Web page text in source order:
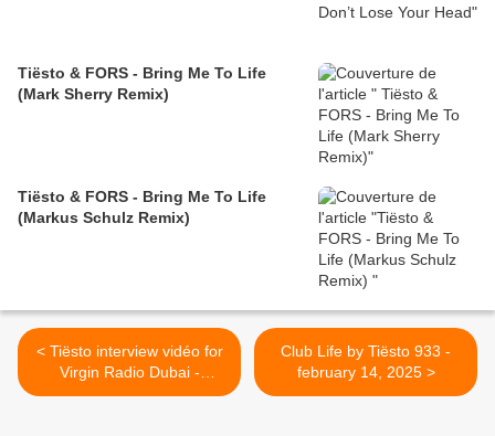
Tiësto & FORS - Bring Me To Life
(Mark Sherry Remix)
Tiësto & FORS - Bring Me To Life
(Markus Schulz Remix)
< Tiësto interview vidéo for
Virgin Radio Dubai -
february 2025
Club Life by Tiësto 933 -
february 14, 2025 >